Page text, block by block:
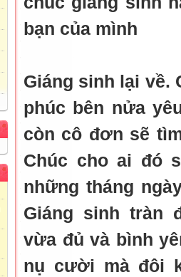
bạn của mình
Giáng sinh lại về.
phúc bên nửa
còn cô đơn sẽ
Chúc cho ai đó
những tháng
Giáng sinh tràn
vừa đủ và bình
nụ cười mà đôi